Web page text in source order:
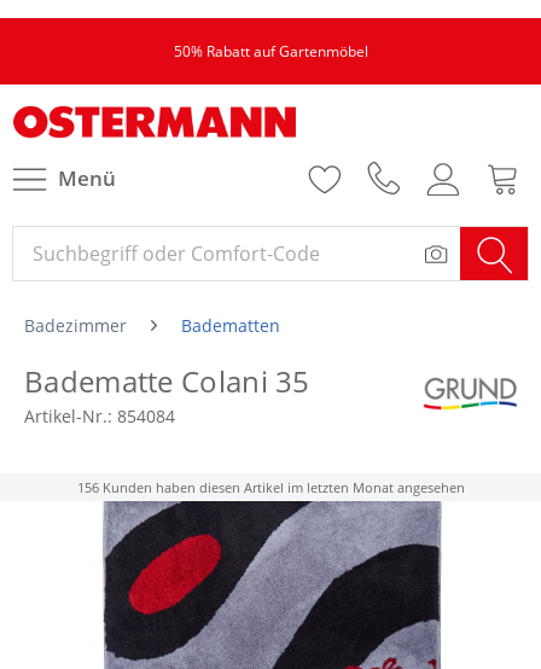
50% Rabatt auf Gartenmöbel
Menü
Badezimmer Badematten
Badematte Colani 35
Artikel-Nr.: 854084
156 Kunden haben diesen Artikel im letzten Monat angesehen